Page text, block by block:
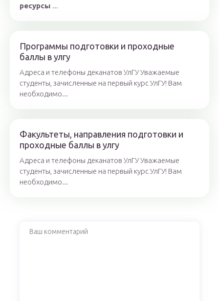
ресурсы ...
Программы подготовки и проходные
баллы в улгу
Адреса и телефоны деканатов УлГУ Уважаемые
студенты, зачисленные на первый курс УлГУ! Вам
необходимо...
Факультеты, направления подготовки и
проходные баллы в улгу
Адреса и телефоны деканатов УлГУ Уважаемые
студенты, зачисленные на первый курс УлГУ! Вам
необходимо...